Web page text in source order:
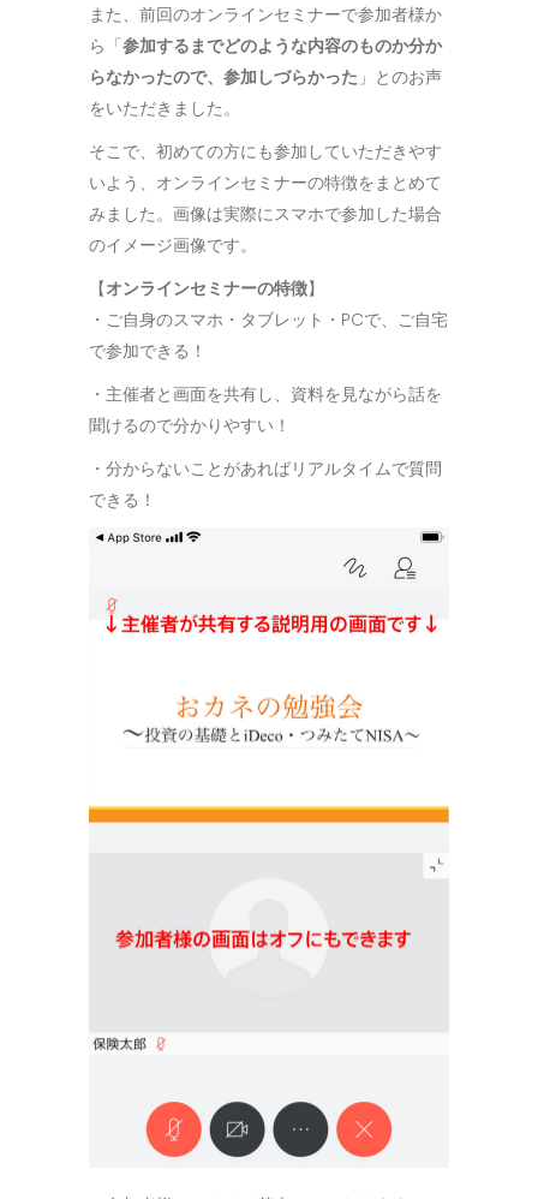
また、前回のオンラインセミナーで参加者様か
ら「参加するまでどのような内容のものか分か
らなかったので、参加しづらかった 」とのお声
をいただきました。
そこで、初めての方にも参加していただきやす
いよう、オンラインセミナーの特徴をまとめて
みました。画像は実際にスマホで参加した場合
のイメージ画像です。
【オンラインセミナーの特徴】
・ご自身のスマホ・タブレット・PCで、ご自宅
で参加できる！
・主催者と画面を共有し、資料を見ながら話を
聞けるので分かりやすい！
・分からないことがあればリアルタイムで質問
できる！